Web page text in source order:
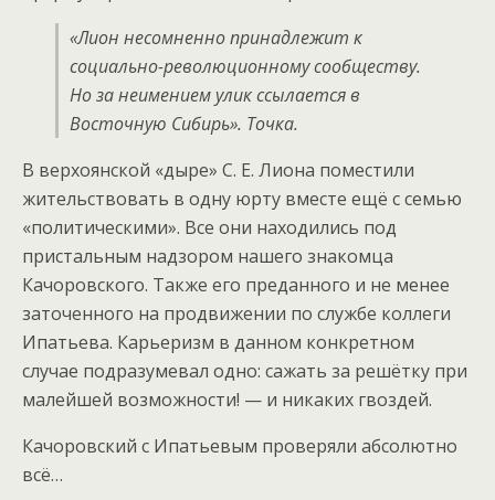
«Лион несомненно принадлежит к
социально-революционному сообществу.
Но за неимением улик ссылается в
Восточную Сибирь». Точка.
В верхоянской «дыре» С. Е. Лиона поместили
жительствовать в одну юрту вместе ещё с семью
«политическими». Все они находились под
пристальным надзором нашего знакомца
Качоровского. Также его преданного и не менее
заточенного на продвижении по службе коллеги
Ипатьева. Карьеризм в данном конкретном
случае подразумевал одно: сажать за решётку при
малейшей возможности! — и никаких гвоздей.
Качоровский с Ипатьевым проверяли абсолютно
всё…